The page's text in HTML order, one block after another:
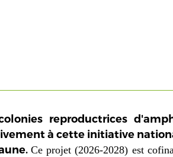
reproductrices
à cette initiative
Ce projet (2026-2028) est